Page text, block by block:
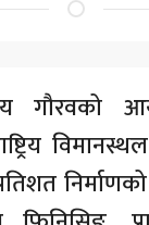
गौरवको